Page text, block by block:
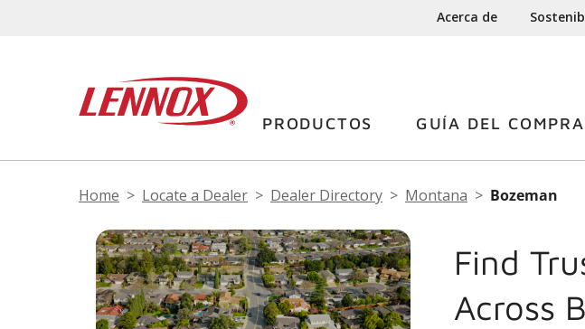
Acerca de
PRODUCTOS GUÍA DEL
Home Locate a Dealer Dealer Directory Montana Bozeman
Find
Across